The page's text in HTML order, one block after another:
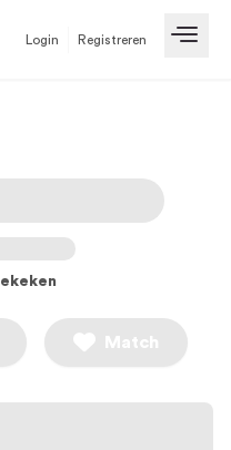
Login Registreren
Match